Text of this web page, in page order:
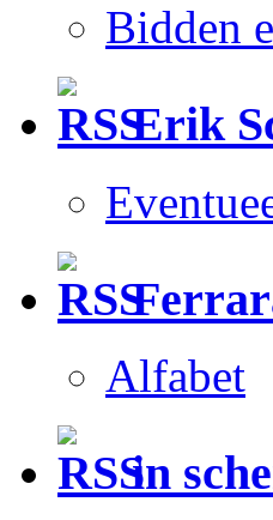
Bidden
Erik
Alfabet
in